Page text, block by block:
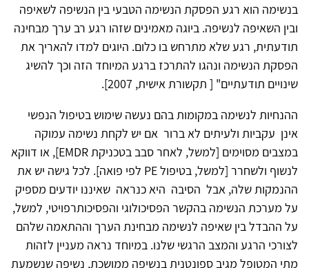
בנשימה הוא רגע הפסקת הנשימה הטבעי בין הנשיפה לשאיפה
ובין השאיפה לנשיפה. ביוגה מאמינים שזהו רגע רב ערך מבחינה
תודעתית, רגע שלא מתרחש בו כלום. היוגים למדו להאריך את
הפסקת הנשימה ונהגו להתרכז ברגע המיוחד הזה וכך להשיג
שינויים תודעתיים" [ תקשורת אישית, 2007].
ההנחיות לנשימה במקומות בהם נעשה שימוש בטיפול הנפשי
אינן עקביות ולעיתים לא ברור אם יש לקחת נשימה עמוקה
במצבים מסוימים [למשל, לאחר סבב בטכניקת EMDR], או דווקא
לנשוף ולשחרר [למשל, בטיפול PE לפי פואה]. לכל גישה יש את
ההנמקות שלה, אבל הסיבה היא כנראה שאיננו יודעים מספיק
על מערכת הנשימה בהקשר הפסיכולוגי והפסיכותרפויטי, למשל,
על ההבדל בין שאיפה לנשימה מבחינת הערך וההתאמה שלהם
לצורכי הרגע והמצב הרגשי שלנו. במיוחד נראה מעניין לזהות
מתי המטופל מגיב ספונטנית בנשיפה ממושכת, נשיפה שנשמעת